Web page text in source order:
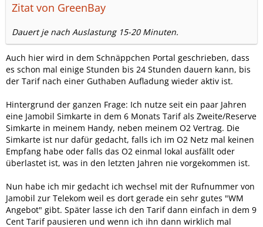
Zitat von GreenBay
Dauert je nach Auslastung 15-20 Minuten.
Auch hier wird in dem Schnäppchen Portal geschrieben, dass
es schon mal einige Stunden bis 24 Stunden dauern kann, bis
der Tarif nach einer Guthaben Aufladung wieder aktiv ist.
Hintergrund der ganzen Frage: Ich nutze seit ein paar Jahren
eine Jamobil Simkarte in dem 6 Monats Tarif als Zweite/Reserve
Simkarte in meinem Handy, neben meinem O2 Vertrag. Die
Simkarte ist nur dafür gedacht, falls ich im O2 Netz mal keinen
Empfang habe oder falls das O2 einmal lokal ausfällt oder
überlastet ist, was in den letzten Jahren nie vorgekommen ist.
Nun habe ich mir gedacht ich wechsel mit der Rufnummer von
Jamobil zur Telekom weil es dort gerade ein sehr gutes "WM
Angebot" gibt. Später lasse ich den Tarif dann einfach in dem 9
Cent Tarif pausieren und wenn ich ihn dann wirklich mal